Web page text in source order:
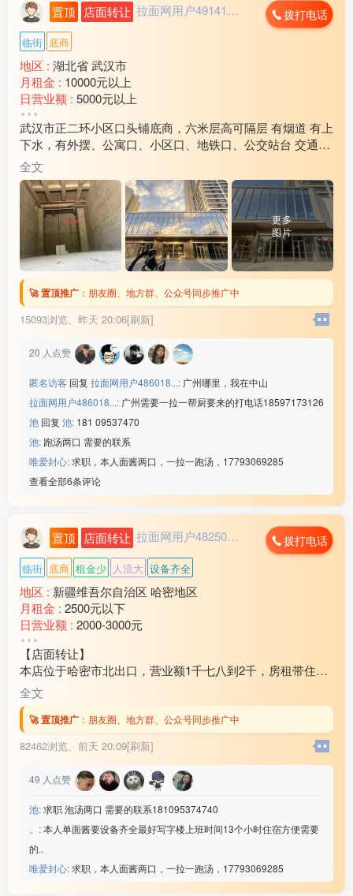
综合工资55***00/月
联系微信：www235350
————————————
6⃣️江苏东台领胜（查流水）
☑️22元/小时➕餐补480
☑️年龄男女18-48岁
☑️回族/汉族,要文化
☑️厂吃厂住,查案底
综合工资65***00/月
联系微信：www235350
————————————
7⃣️昆山包装厂（查流水）
☑️21/小时➕3餐免费
☑️年龄男16-42/女45岁
☑️回族/汉族需要认识字
☑️坐厂车10分钟不查案底
综合工资:55***00/月
联系微信：www235350
————————————
9⃣️温州开关厂
☑️18元保底/＋计件月工时330
☑️年龄男20-45
☑️回族/汉族➕小学文化
☑️厂吃厂住,不查案底
☑️综合工资65***00
联系微信：www235350
————————————
湖北线路板厂
☑️20元/时➕免费吃饭
☑️年龄男18-47/女45岁
☑️厂吃厂住,坐班独立岗位
☑️综合工资55***00/月
以上企业联系微信：www235350
————————————
扬州沪光开关厂
☑️19元/时➕免费吃饭
☑️年龄男18-47/女45岁
☑️回族/汉族,会认识字
☑️厂吃厂住,坐班独立岗位
☑️综合工资55***00/月
以上企业联系微信：www235350
————————————
扬州沪光开关厂
☑️19元/时➕免费吃饭
☑️年龄男18-47/女45岁
☑️回族/汉族,会认识字
☑️厂吃厂住,坐班独立岗位
☑️综合工资55***00/月
以上企业联系微信：www235350
————————————
安徽兴宇内饰厂
☑️19元/时➕免费吃饭
置顶 店面转让 拉面网用户491412... 拨打电话
临街 底商
地区 : 湖北省 武汉市
月租金 : 10000元以上
日营业额 : 5000元以上
转让费 :
周边环境 :学校 小区 车站 市场
店内设施 :水电 燃气 齐全
武汉市正二环小区口头铺底商，六米层高可隔层 有烟道 有上
下水，有外摆、公寓口、小区口、地铁口、公交站台 交通便
利周边超3000户养活九间铺子。二层健身、棋牌、会所等业
态汇聚人流
全文
更多
图片
🚀 置顶推广 ： 朋友圈、地方群、公众号同步推广中
15093浏览、 昨天 20:06[刷新]
20 人点赞
匿名访客 回复 拉面网用户486018...: 广州哪里，我在中山
拉面网用户486018...: 广州需要一拉一帮厨要来的打电话18597173126
池 回复 池: 181 09537470
池: 跑汤两口 需要的联系
唯爱封心:求职，本人面酱两口，一拉一跑汤，17793069285
查看全部6条评论
置顶 店面转让 拉面网用户482503... 拨打电话
临街 底商 租金少 人流大 设备齐全
地区 : 新疆维吾尔自治区 哈密地区
月租金 : 2500元以下
日营业额 : 2000-3000元
转让费 :
【店面转让】
本店位于哈密市北出口，营业额1千七八到2千，房租带住房
3万2还剩十个月房租，因家中有事现对外转让，装让费15
万，有意向的联系18***21
全文
🚀 置顶推广 ： 朋友圈、地方群、公众号同步推广中
82462浏览、 前天 20:09[刷新]
49 人点赞
池:求职 泡汤两口 需要的联系181095374740
。:本人单面酱要设备齐全最好写字楼上班时间13个小时住宿方便需要
的..
唯爱封心:求职，本人面酱两口，一拉一跑汤，17793069285